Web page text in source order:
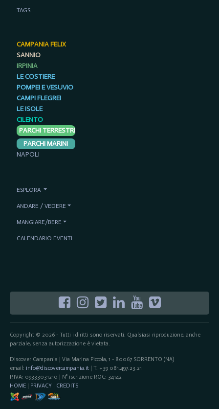
Copyright © 2026 - Tutti i diritti sono riservati. Qualsiasi riproduzione, anche
parziale, senza autorizzazione è vietata.
Discover Campania | Via Marina Piccola, 1 - 80067 SORRENTO (NA)
email: info@discovercampania.it| T. +39 081.497.23.21
P.IVA: 09333031210 | N° iscrizione ROC: 34142
HOME| PRIVACY | CREDITS
TAGS
CAMPANIA FELIX
SANNIO
IRPINIA
LE COSTIERE
POMPEI E VESUVIO
CAMPI FLEGREI
LE ISOLE
CILENTO
PARCHI TERRESTRI
PARCHI MARINI
NAPOLI
ESPLORA
ANDARE / VEDERE
MANGIARE/BERE
CALENDARIO EVENTI